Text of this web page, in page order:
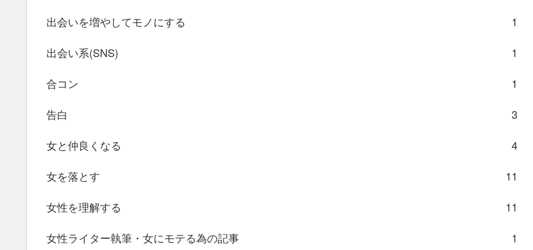
出会いを増やしてモノにする
1
出会い系(SNS)
1
合コン
1
告白
3
女と仲良くなる
4
女を落とす
11
女性を理解する
11
女性ライター執筆・女にモテる為の記事
1